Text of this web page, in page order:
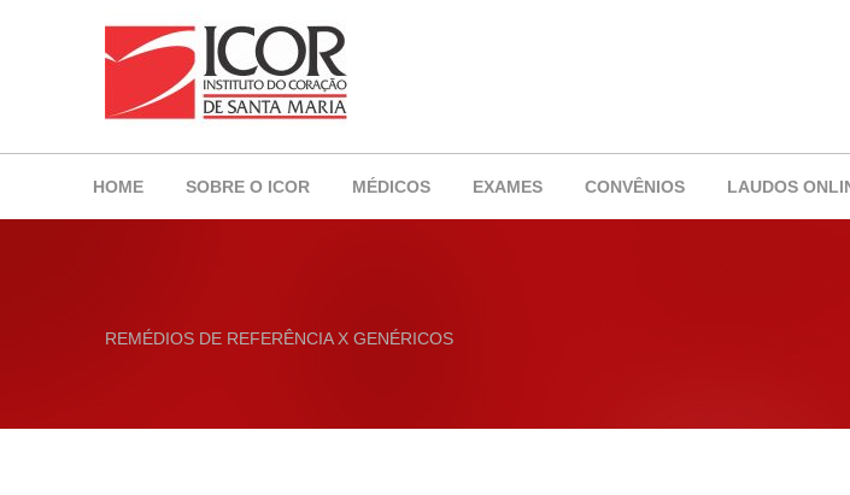
HOME SOBRE O ICOR MÉDICOS EXAMES CONVÊNIOS LAUDOS
REMÉDIOS DE REFERÊNCIA X GENÉRICOS